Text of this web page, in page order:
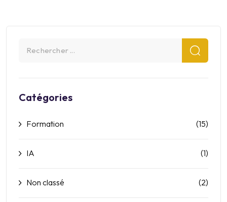
Catégories
Formation (15)
IA (1)
Non classé (2)